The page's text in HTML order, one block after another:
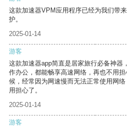
这款加速器VPM应用程序已经为我们带
护。
2025-01-14
游客
这款加速器app简直是居家旅行必备神器
作办公，都能畅享高速网络，再也不用
候，经常因为网速慢而无法正常使用网
用担心了。
2025-01-14
游客